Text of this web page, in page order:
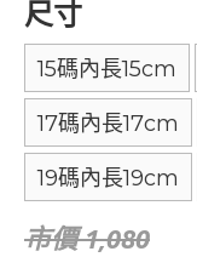
尺寸
15碼內長15cm
17碼內長17cm
19碼內長19cm
市價 1,080